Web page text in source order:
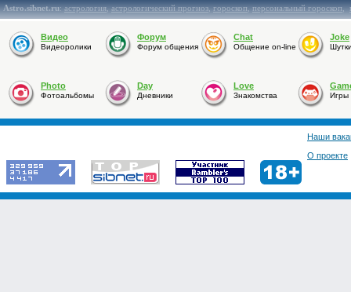
Astro.sibnet.ru:астрология,астрологический прогноз,гороскоп,персональный гороскоп,
Видео
Видеоролики
Форум
Форум общения
Chat
Общение on-line
Joke
Photo
Фотоальбомы
Day
Дневники
Love
Знакомства Игры
Наши
О проекте